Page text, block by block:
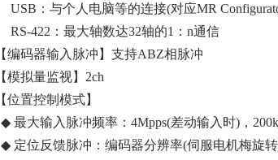
USB：与个人电脑等的连接(对应MR
RS-422：最大轴数达32轴的1：n通信
【编码器输入脉冲】支持ABZ相脉冲
【模拟量监视】2ch
【位置控制模式】
◆ 最大输入脉冲频率：4Mpps(差动输入时)，
◆ 定位反馈脉冲：编码器分辨率(伺服电机梅旋